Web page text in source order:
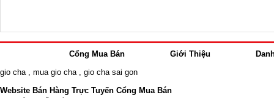
Cổng Mua Bán Giới Thiệu
gio cha
mua gio cha
gio cha sai gon
Website Bán Hàng Trực Tuyến Cổng Mua Bán